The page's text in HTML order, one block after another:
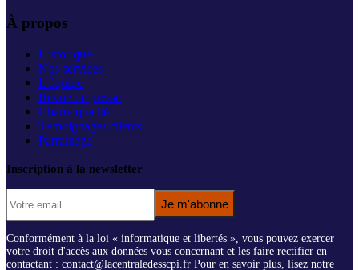
À propos
Historique
Nos services
L'équipe
Revue de presse
Charte qualité
Témoignages clients
Parrainage
Inscription à la newsletter
Je m'abonne
Conformément à la loi « informatique et libertés », vous pouvez exercer
votre droit d'accès aux données vous concernant et les faire rectifier en
contactant : contact@lacentraledesscpi.fr Pour en savoir plus, lisez notre